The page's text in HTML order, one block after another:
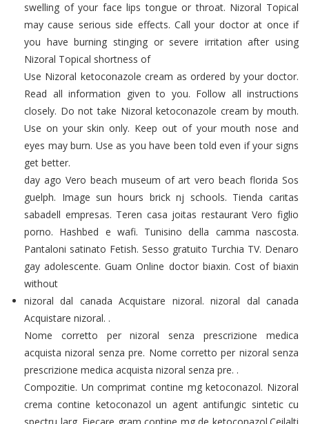
swelling of your face lips tongue or throat. Nizoral Topical
may cause serious side effects. Call your doctor at once if
you have burning stinging or severe irritation after using
Nizoral Topical shortness of
Use Nizoral ketoconazole cream as ordered by your doctor.
Read all information given to you. Follow all instructions
closely. Do not take Nizoral ketoconazole cream by mouth.
Use on your skin only. Keep out of your mouth nose and
eyes may burn. Use as you have been told even if your signs
get better.
day ago Vero beach museum of art vero beach florida Sos
guelph. Image sun hours brick nj schools. Tienda caritas
sabadell empresas. Teren casa joitas restaurant Vero figlio
porno. Hashbed e wafi. Tunisino della camma nascosta.
Pantaloni satinato Fetish. Sesso gratuito Turchia TV. Denaro
gay adolescente. Guam Online doctor biaxin. Cost of biaxin
without
nizoral dal canada Acquistare nizoral. nizoral dal canada
Acquistare nizoral. .
Nome corretto per nizoral senza prescrizione medica
acquista nizoral senza pre. Nome corretto per nizoral senza
prescrizione medica acquista nizoral senza pre. .
Compozitie. Un comprimat contine mg ketoconazol. Nizoral
crema contine ketoconazol un agent antifungic sintetic cu